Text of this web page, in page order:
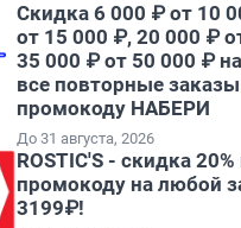
Скидка 6 000 ₽ от 10
от 15 000 ₽, 20 000 ₽
35 000 ₽ от 50 000 ₽
все повторные
промокоду НАБЕРИ
До 31 августа, 2026
ROSTIC'S - скидка 20%
промокоду на любой
3199₽!